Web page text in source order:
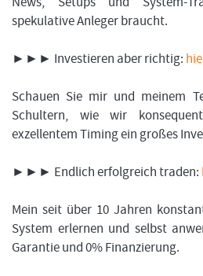
spekulative Anleger braucht.
►►► Investieren aber richtig:
Schauen Sie mir und meinem
Schultern, wie wir
exzellentem Timing ein großes
►►► Endlich erfolgreich traden:
Mein seit über 10 Jahren
System erlernen und selbst
Garantie und 0% Finanzierung.